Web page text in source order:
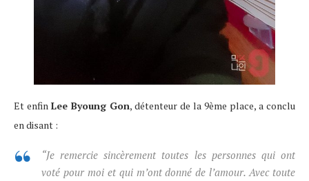
Et enfin Lee Byoung Gon, détenteur de la 9ème place, a conclu
en disant :
“Je remercie sincèrement toutes les personnes qui ont
voté pour moi et qui m’ont donné de l’amour. Avec toute